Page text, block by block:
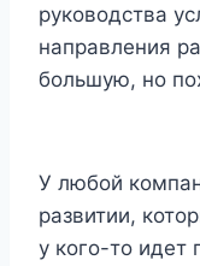
руководства
направления
большую, но
У любой
развитии,
у кого-то идет